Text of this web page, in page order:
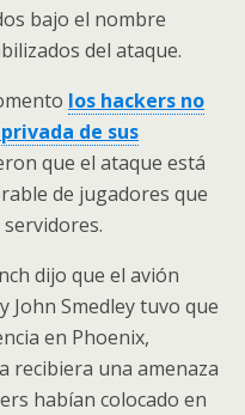
bajo el nombre
del ataque.
los hackers no
de sus
que el ataque está
de jugadores que
dijo que el avión
John Smedley tuvo que
en Phoenix,
recibiera una amenaza
habían colocado en